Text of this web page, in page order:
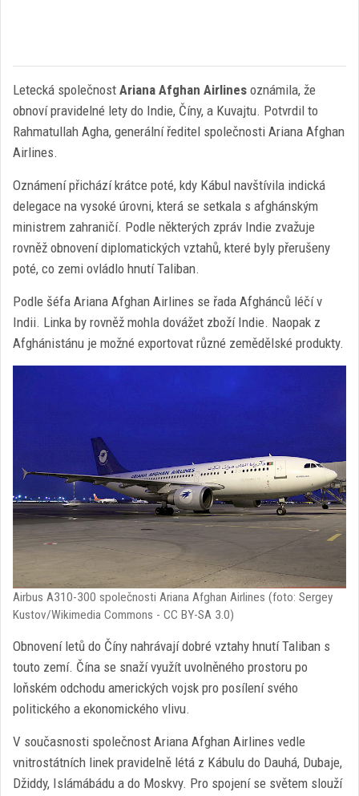
Letecká společnost Ariana Afghan Airlines oznámila, že
obnoví pravidelné lety do Indie, Číny, a Kuvajtu. Potvrdil to
Rahmatullah Agha, generální ředitel společnosti Ariana Afghan
Airlines.
Oznámení přichází krátce poté, kdy Kábul navštívila indická
delegace na vysoké úrovni, která se setkala s afghánským
ministrem zahraničí. Podle některých zpráv Indie zvažuje
rovněž obnovení diplomatických vztahů, které byly přerušeny
poté, co zemi ovládlo hnutí Taliban.
Podle šéfa Ariana Afghan Airlines se řada Afghánců léčí v
Indii. Linka by rovněž mohla dovážet zboží Indie. Naopak z
Afghánistánu je možné exportovat různé zemědělské produkty.
Airbus A310-300 společnosti Ariana Afghan Airlines (foto: Sergey
Kustov/Wikimedia Commons - CC BY-SA 3.0)
Obnovení letů do Číny nahrávají dobré vztahy hnutí Taliban s
touto zemí. Čína se snaží využít uvolněného prostoru po
loňském odchodu amerických vojsk pro posílení svého
politického a ekonomického vlivu.
V současnosti společnost Ariana Afghan Airlines vedle
vnitrostátních linek pravidelně létá z Kábulu do Dauhá, Dubaje,
Džiddy, Islámábádu a do Moskvy. Pro spojení se světem slouží